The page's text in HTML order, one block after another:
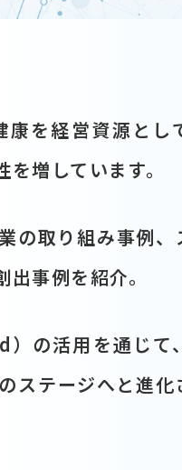
を経営資源とし
増しています。
の取り組み事例
事例を紹介。
の活用を通じて
ステージへと進